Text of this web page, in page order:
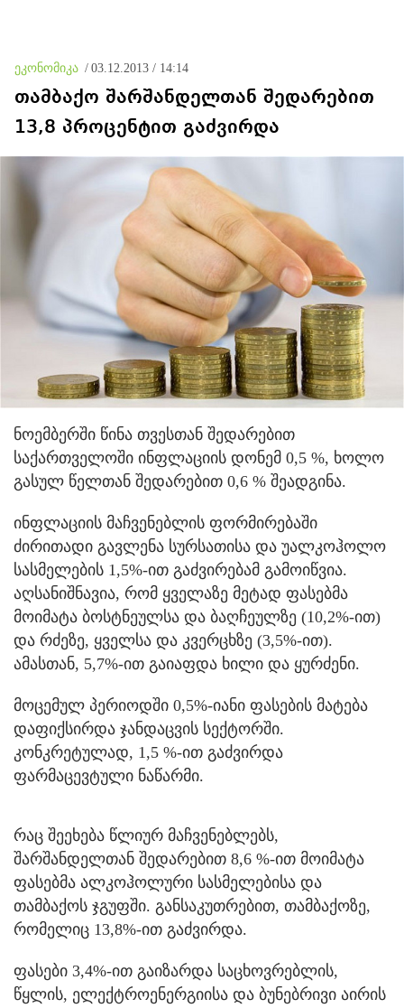
ეკონომიკა / 03.12.2013 / 14:14
თამბაქო შარშანდელთან შედარებით
13,8 პროცენტით გაძვირდა
ნოემბერში წინა თვესთან შედარებით
საქართველოში ინფლაციის დონემ 0,5 %, ხოლო
გასულ წელთან შედარებით 0,6 % შეადგინა.
ინფლაციის მაჩვენებლის ფორმირებაში
ძირითადი გავლენა სურსათისა და უალკოჰოლო
სასმელების 1,5%-ით გაძვირებამ გამოიწვია.
აღსანიშნავია, რომ ყველაზე მეტად ფასებმა
მოიმატა ბოსტნეულსა და ბაღჩეულზე (10,2%-ით)
და რძეზე, ყველსა და კვერცხზე (3,5%-ით).
ამასთან, 5,7%-ით გაიაფდა ხილი და ყურძენი.
მოცემულ პერიოდში 0,5%-იანი ფასების მატება
დაფიქსირდა ჯანდაცვის სექტორში.
კონკრეტულად, 1,5 %-ით გაძვირდა
ფარმაცევტული ნაწარმი.
რაც შეეხება წლიურ მაჩვენებლებს,
შარშანდელთან შედარებით 8,6 %-ით მოიმატა
ფასებმა ალკოჰოლური სასმელებისა და
თამბაქოს ჯგუფში. განსაკუთრებით, თამბაქოზე,
რომელიც 13,8%-ით გაძვირდა.
ფასები 3,4%-ით გაიზარდა საცხოვრებლის,
წყლის, ელექტროენერგიისა და ბუნებრივი აირის